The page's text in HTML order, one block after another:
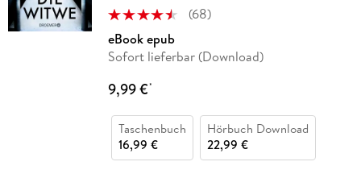
(68)
eBook epub
Sofort lieferbar (Download)
9,99 €*
Taschenbuch
16,99 €
Hörbuch Download
22,99 €